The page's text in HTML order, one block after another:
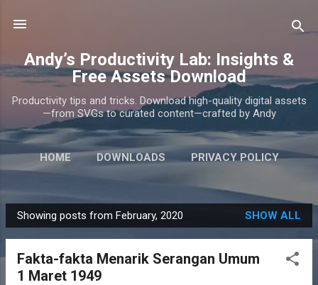
Andy’s Productivity Lab: Insights &
Free Assets Download
Productivity tips and tricks. Download high-quality digital assets
—from SVGs to curated content—crafted by Andy
HOME DOWNLOADS PRIVACY POLICY
CONTACT
P
o
Showing posts from February, 2020 SHOW ALL
Fakta-fakta Menarik Serangan Umum
1 Maret 1949